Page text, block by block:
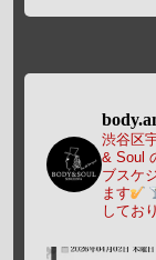
渋谷区
& Soul
ブスケ
ます
してお